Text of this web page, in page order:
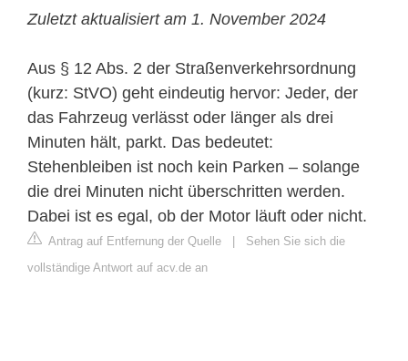
Zuletzt aktualisiert am 1. November 2024
Aus § 12 Abs. 2 der Straßenverkehrsordnung
(kurz: StVO) geht eindeutig hervor: Jeder, der
das Fahrzeug verlässt oder länger als drei
Minuten hält, parkt. Das bedeutet:
Stehenbleiben ist noch kein Parken – solange
die drei Minuten nicht überschritten werden.
Dabei ist es egal, ob der Motor läuft oder nicht.
Antrag auf Entfernung der Quelle
Sehen Sie sich die
vollständige Antwort auf acv.de an